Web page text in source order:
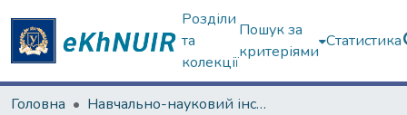
Розділи
та
колекції
Пошук за
критеріями
Статистика
Головна
Навчально-науковий інститут комп'ютерних наук та штучного інтелекту